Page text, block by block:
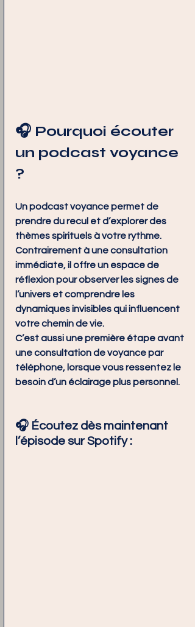
🎧 Pourquoi écouter
un podcast voyance
?
Un podcast voyance permet de
prendre du recul et d’explorer des
thèmes spirituels à votre rythme.
Contrairement à une consultation
immédiate, il offre un espace de
réflexion pour observer les signes de
l’univers et comprendre les
dynamiques invisibles qui influencent
votre chemin de vie.
C’est aussi une première étape avant
une consultation de voyance par
téléphone, lorsque vous ressentez le
besoin d’un éclairage plus personnel.
🎧 Écoutez dès maintenant
l’épisode sur Spotify :